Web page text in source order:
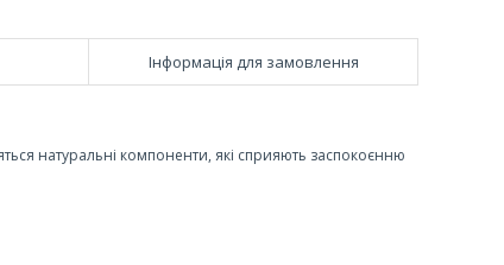
Інформація для замовлення
натуральні компоненти, які сприяють заспокоєнню